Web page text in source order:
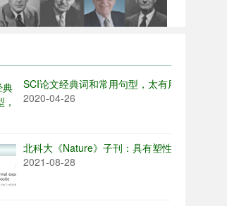
SCI论文经典词和常用句型，太有用了！
2020-04-26
北科大《Nature》子刊：具有塑性的低成本轴
2021-08-28